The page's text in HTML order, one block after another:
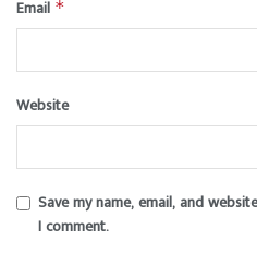
Email *
Website
Save my name, email, and
I comment.